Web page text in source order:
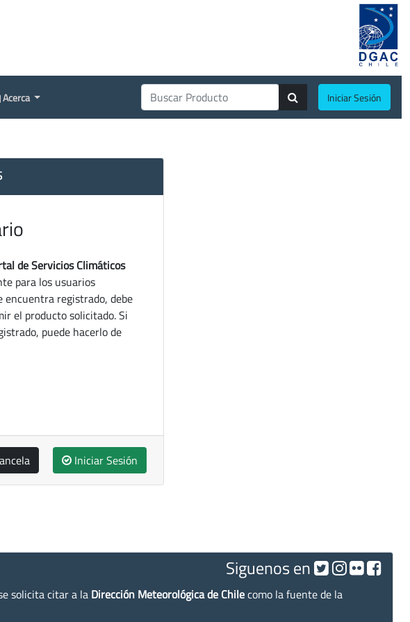
Acerca Iniciar Sesión
de Servicios Climáticos
para los usuarios
encuentra registrado, debe
el producto solicitado. Si
puede hacerlo de
Iniciar Sesión
Siguenos en
solicita citar a la Dirección Meteorológica de Chilecomo la fuente de la